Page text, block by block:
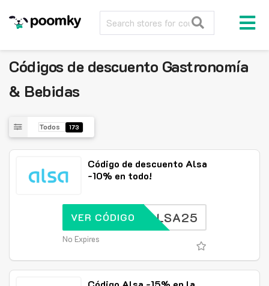
Códigos de descuento Gastronomía
& Bebidas
Todos 173
Código de descuento Alsa
-10% en todo!
ALSA25
VER CÓDIGO
No Expires